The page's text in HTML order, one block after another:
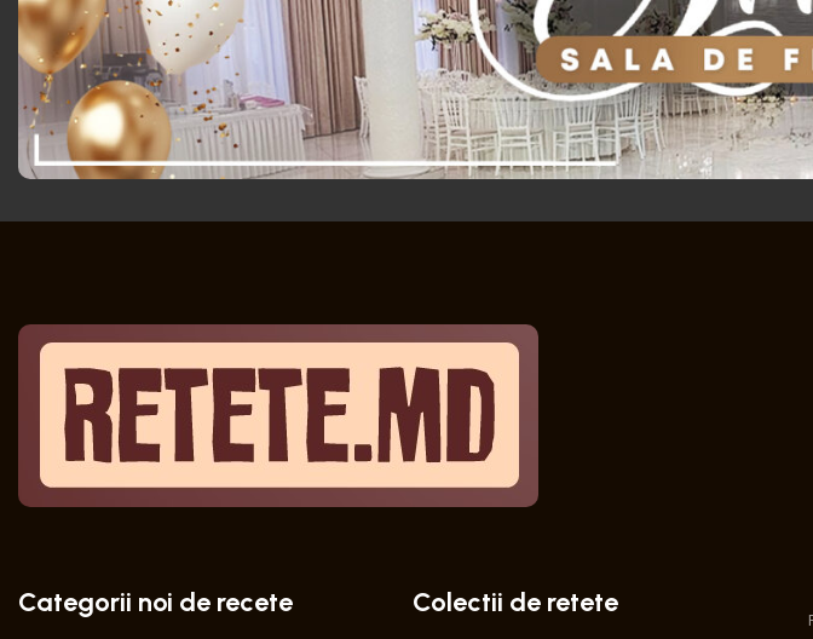
Categorii noi de recete Colectii de retete